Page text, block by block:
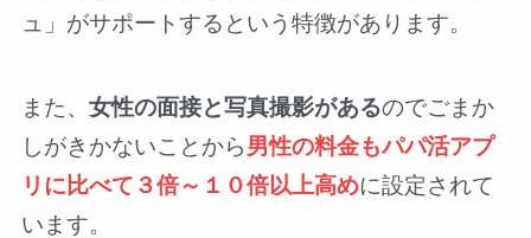
ュ」がサポートするという特徴があります。
また、 女性の面接と写真撮影があるのでごまか
しがきかないことから男性の料金もパパ活アプ
リに比べて３倍～１０倍以上高めに設定されて
います。